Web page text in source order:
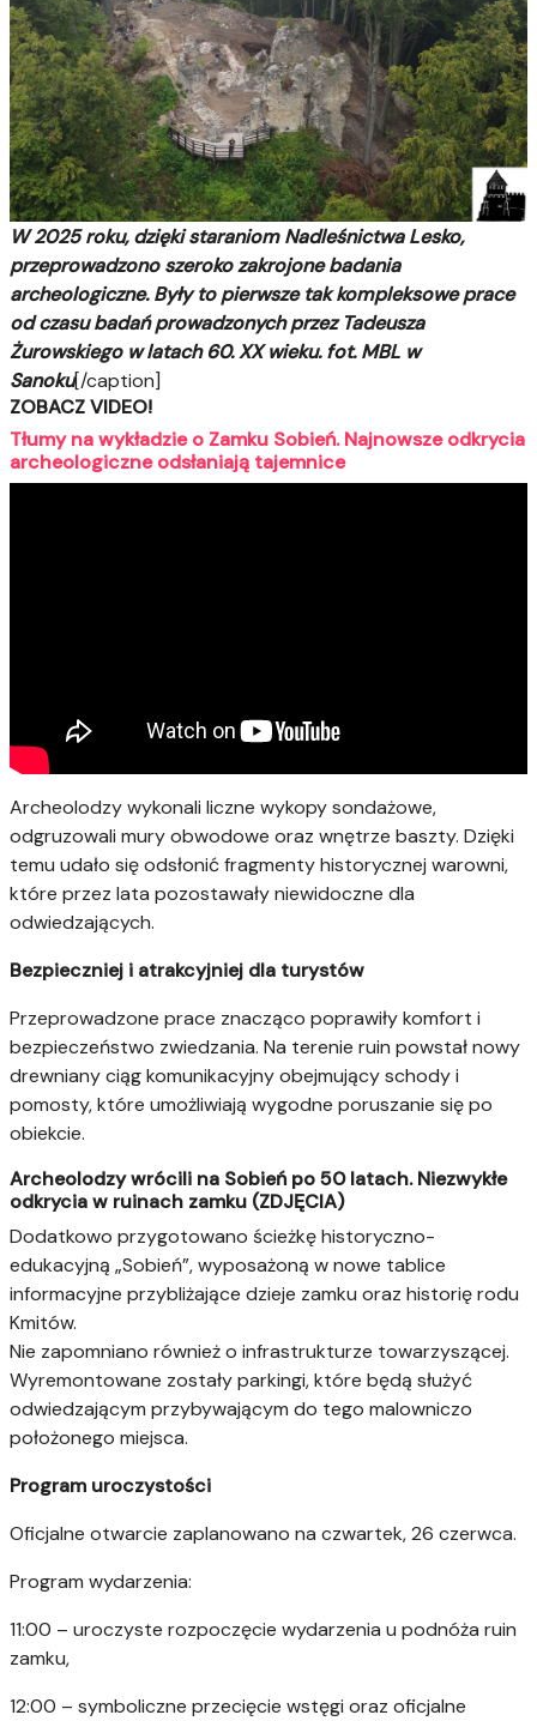
W 2025 roku, dzięki staraniom Nadleśnictwa Lesko,
przeprowadzono szeroko zakrojone badania
archeologiczne. Były to pierwsze tak kompleksowe prace
od czasu badań prowadzonych przez Tadeusza
Żurowskiego w latach 60. XX wieku. fot. MBL w
Sanoku[/caption]
ZOBACZ VIDEO!
Tłumy na wykładzie o Zamku Sobień. Najnowsze odkrycia
archeologiczne odsłaniają tajemnice
Archeolodzy wykonali liczne wykopy sondażowe,
odgruzowali mury obwodowe oraz wnętrze baszty. Dzięki
temu udało się odsłonić fragmenty historycznej warowni,
które przez lata pozostawały niewidoczne dla
odwiedzających.
Bezpieczniej i atrakcyjniej dla turystów
Przeprowadzone prace znacząco poprawiły komfort i
bezpieczeństwo zwiedzania. Na terenie ruin powstał nowy
drewniany ciąg komunikacyjny obejmujący schody i
pomosty, które umożliwiają wygodne poruszanie się po
obiekcie.
Archeolodzy wrócili na Sobień po 50 latach. Niezwykłe
odkrycia w ruinach zamku (ZDJĘCIA)
Dodatkowo przygotowano ścieżkę historyczno-
edukacyjną „Sobień”, wyposażoną w nowe tablice
informacyjne przybliżające dzieje zamku oraz historię rodu
Kmitów.
Nie zapomniano również o infrastrukturze towarzyszącej.
Wyremontowane zostały parkingi, które będą służyć
odwiedzającym przybywającym do tego malowniczo
położonego miejsca.
Program uroczystości
Oficjalne otwarcie zaplanowano na czwartek, 26 czerwca.
Program wydarzenia:
11:00 – uroczyste rozpoczęcie wydarzenia u podnóża ruin
zamku,
12:00 – symboliczne przecięcie wstęgi oraz oficjalne